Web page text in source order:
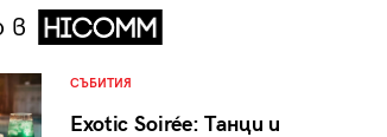
в
СЪБИТИЯ
Exotic Soirée: Танци и